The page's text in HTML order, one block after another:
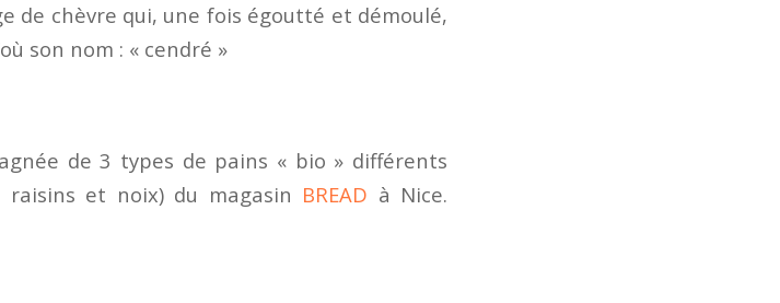
de chèvre qui, une fois égoutté et démoulé,
son nom : « cendré »
de 3 types de pains « bio » différents
raisins et noix) du magasin BREAD à Nice.